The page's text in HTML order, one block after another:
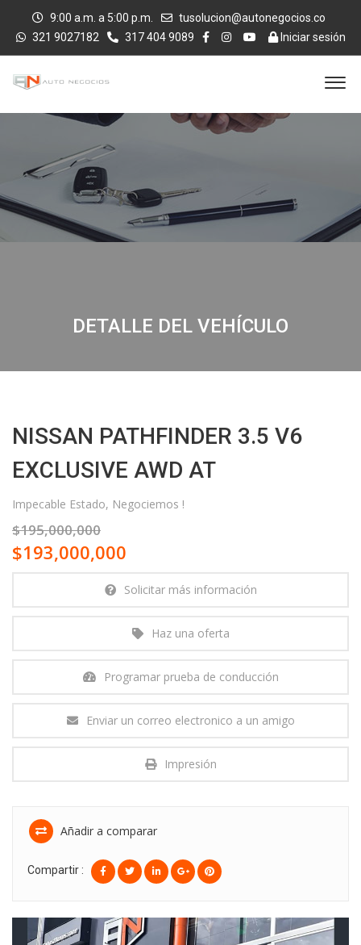
9:00 a.m. a 5:00 p.m.
tusolucion@autonegocios.co
321 9027182
317 404 9089 Iniciar sesión
DETALLE DEL VEHÍCULO
NISSAN PATHFINDER 3.5 V6
EXCLUSIVE AWD AT
Impecable Estado, Negociemos !
$195,000,000
$193,000,000
Solicitar más información
Haz una oferta
Programar prueba de conducción
Enviar un correo electronico a un amigo
Impresión
Añadir a comparar
Compartir :